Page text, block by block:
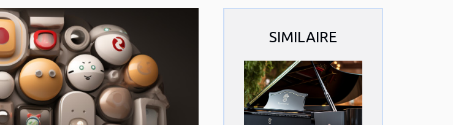
SIMILAIRE